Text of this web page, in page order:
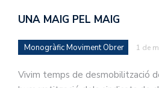
UNA MAIG PEL MAIG
Monogràfic Moviment Obrer 1 de
Vivim temps de desmobilització